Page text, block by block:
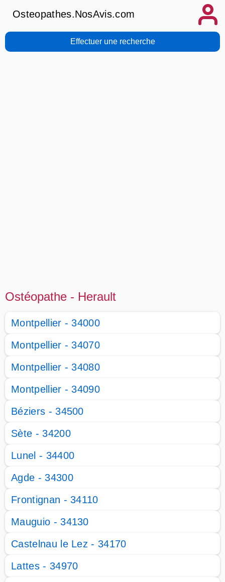
Osteopathes.NosAvis.com
Effectuer une recherche
Ostéopathe - Herault
Montpellier - 34000
Montpellier - 34070
Montpellier - 34080
Montpellier - 34090
Béziers - 34500
Sète - 34200
Lunel - 34400
Agde - 34300
Frontignan - 34110
Mauguio - 34130
Castelnau le Lez - 34170
Lattes - 34970